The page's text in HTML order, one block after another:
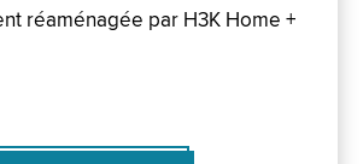
réaménagée par H3K Home +